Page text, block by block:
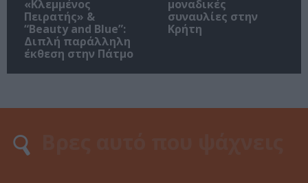
«Κλεμμένος
Πειρατής» &
“Beauty and Blue”:
Διπλή παράλληλη
έκθεση στην Πάτμο
μοναδικές
συναυλίες στην
Κρήτη